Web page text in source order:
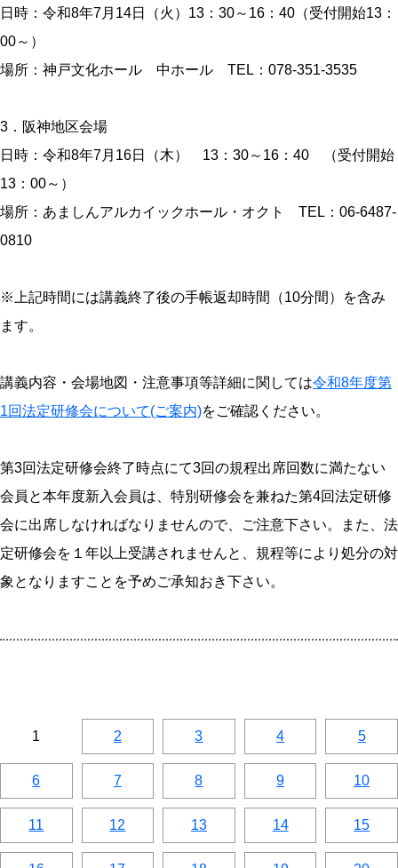
日時：令和8年7月14日（火）13：30～16：40（受付開始13：
00～）
場所：神戸文化ホール 中ホール TEL：078-351-3535
3．阪神地区会場
日時：令和8年7月16日（木） 13：30～16：40 （受付開始
13：00～）
場所：あましんアルカイックホール・オクト TEL：06-6487-
0810
※上記時間には講義終了後の手帳返却時間（10分間）を含み
ます。
講義内容・会場地図・注意事項等詳細に関しては令和8年度第
1回法定研修会について(ご案内)をご確認ください。
第3回法定研修会終了時点にて3回の規程出席回数に満たない
会員と本年度新入会員は、特別研修会を兼ねた第4回法定研修
会に出席しなければなりませんので、ご注意下さい。また、法
定研修会を１年以上受講されませんと、規程等により処分の対
象となりますことを予めご承知おき下さい。
1 2 3 4 5
6 7 8 9 10
11 12 13 14 15